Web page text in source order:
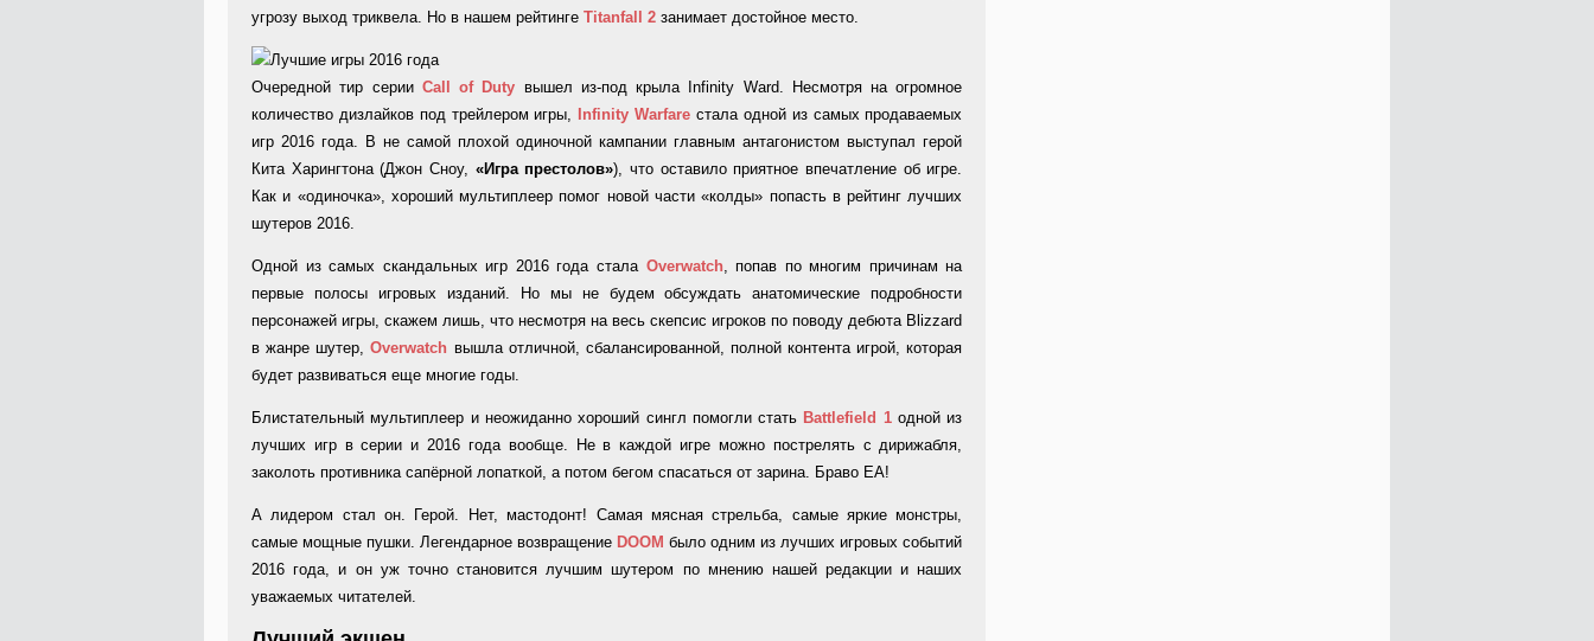
угрозу выход триквела. Но в нашем рейтинге Titanfall 2 занимает достойное место.
Очередной тир серии Call of Duty вышел из-под крыла Infinity Ward. Несмотря на огромное
количество дизлайков под трейлером игры,
Infinity Warfare стала одной из самых продаваемых
игр 2016 года. В не самой плохой одиночной кампании главным антагонистом выступал герой
Кита Харингтона (Джон Сноу, «Игра престолов»), что оставило приятное впечатление об игре.
Как и «одиночка», хороший мультиплеер помог новой части «колды» попасть в рейтинг лучших
шутеров 2016.
Одной из самых скандальных игр 2016 года стала Overwatch, попав по многим причинам на
первые полосы игровых изданий. Но мы не будем обсуждать анатомические подробности
персонажей игры, скажем лишь, что несмотря на весь скепсис игроков по поводу дебюта Blizzard
в жанре шутер,Overwatch вышла отличной, сбалансированной, полной контента игрой, которая
будет развиваться еще многие годы.
Блистательный мультиплеер и неожиданно хороший сингл помогли стать Battlefield 1одной из
лучших игр в серии и 2016 года вообще. Не в каждой игре можно пострелять с дирижабля,
заколоть противника сапёрной лопаткой, а потом бегом спасаться от зарина. Браво EA!
А лидером стал он. Герой. Нет, мастодонт! Самая мясная стрельба, самые яркие монстры,
самые мощные пушки. Легендарное возвращение DOOM было одним из лучших игровых событий
2016 года, и он уж точно становится лучшим шутером по мнению нашей редакции и наших
уважаемых читателей.